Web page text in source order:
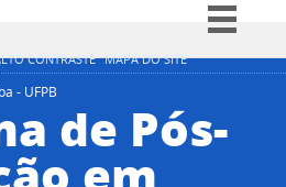
CONTRASTE MAPA DO SITE
Simplifique!
Participe
- UFPB
de Pós-